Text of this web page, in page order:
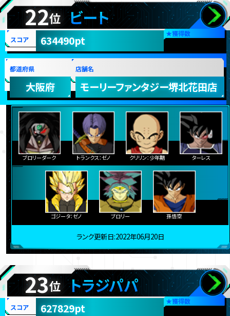
22位 ビート
★獲得数
スコア 634490pt
都道府県
大阪府
店舗名
モーリーファンタジー堺北花田店
ブロリーダーク トランクス：ゼノ クリリン：少年期 ターレス
ゴジータ：ゼノ ブロリー 孫悟空
ランク更新日:2022年06月20日
23位 トラジパパ
★獲得数
スコア 627829pt